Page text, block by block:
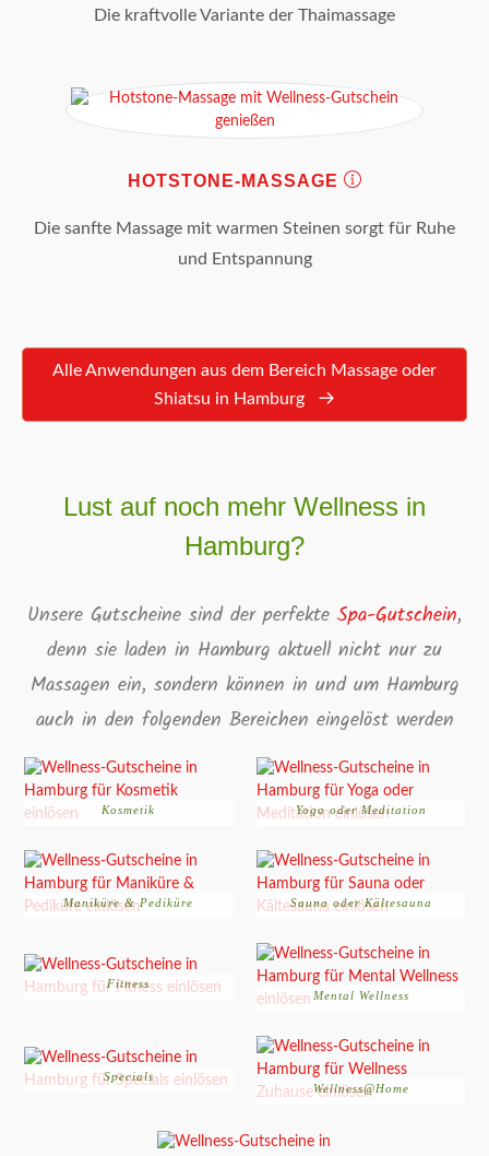
Die kraftvolle Variante der Thaimassage
HOTSTONE-MASSAGE
Die sanfte Massage mit warmen Steinen sorgt für Ruhe
und Entspannung
Alle Anwendungen aus dem Bereich Massage oder
Shiatsu in Hamburg
Lust auf noch mehr Wellness in
Hamburg?
Unsere Gutscheine sind der perfekte Spa-Gutschein,
denn sie laden in Hamburg aktuell nicht nur zu
Massagen ein, sondern können in und um Hamburg
auch in den folgenden Bereichen eingelöst werden
Kosmetik Yoga oder Meditation
Maniküre & Pediküre Sauna oder Kältesauna
Fitness
Mental Wellness
Specials
Wellness@Home